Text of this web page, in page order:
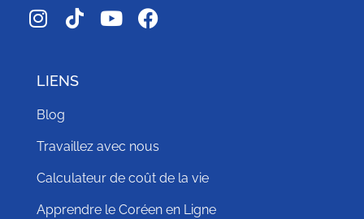
LIENS
Blog
Travaillez avec nous
Calculateur de coût de la vie
Apprendre le Coréen en Ligne